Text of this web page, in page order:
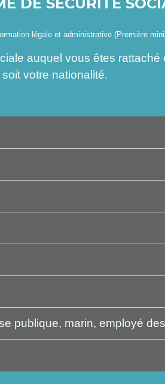
légale et administrative (Première
auquel vous êtes
votre nationalité.
publique, marin, employé